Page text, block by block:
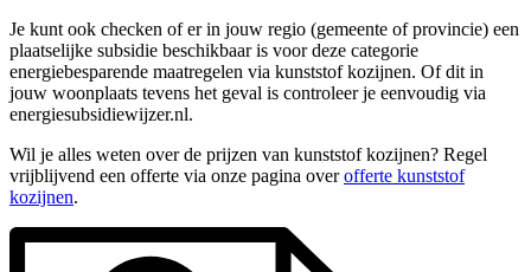
Je kunt ook checken of er in jouw regio (gemeente of provincie) een
plaatselijke subsidie beschikbaar is voor deze categorie
energiebesparende maatregelen via kunststof kozijnen. Of dit in
jouw woonplaats tevens het geval is controleer je eenvoudig via
energiesubsidiewijzer.nl.
Wil je alles weten over de prijzen van kunststof kozijnen? Regel
vrijblijvend een offerte via onze pagina overofferte kunststof
kozijnen.